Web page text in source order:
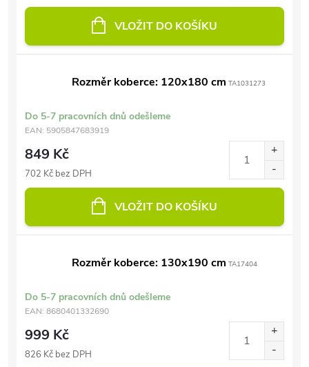
VLOŽIT DO KOŠÍKU
Rozměr koberce: 120x180 cm TA1031273
Do 5-7 pracovních dnů odešleme
EAN: 5905847683919
849 Kč
702 Kč bez DPH
VLOŽIT DO KOŠÍKU
Rozměr koberce: 130x190 cm TA17404
Do 5-7 pracovních dnů odešleme
EAN: 8680401332690
999 Kč
826 Kč bez DPH